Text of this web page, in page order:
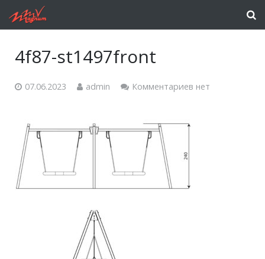
4f87-st1497front
07.06.2023 admin Комментариев нет